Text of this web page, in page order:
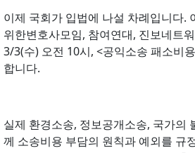
이제 국회가 입법에 나설 차례입니다.
위한변호사모임, 참여연대, 진보네트
3/3(수) 오전 10시, <공익소송 패소비
합니다.
실제 환경소송, 정보공개소송, 국가의
께 소송비용 부담의 원칙과 예외를 규